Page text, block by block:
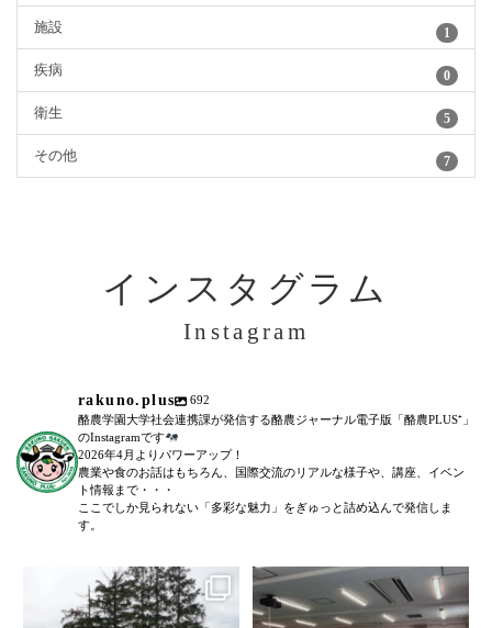
施設 1
疾病 0
衛生 5
その他 7
インスタグラム
Instagram
rakuno.plus
692
酪農学園大学社会連携課が発信する酪農ジャーナル電子版「酪農PLUS⁺」
のInstagramです
2026年4月よりパワーアップ！
農業や食のお話はもちろん、国際交流のリアルな様子や、講座、イベン
ト情報まで・・・
ここでしか見られない「多彩な魅力」をぎゅっと詰め込んで発信しま
す。
＼農場見学講座を開催しました！
／...
「後期募集開始！」
6月27日(土)に、全5回に渡る犬のし
つけ教室(前期)が終了いたしまし